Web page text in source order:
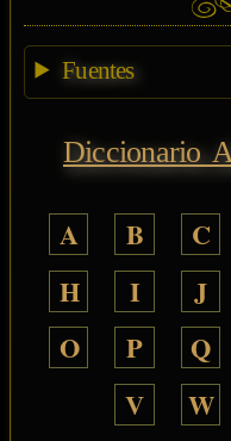
Fuentes
Diccionario
A B C
H
I J
O
P Q
V
W